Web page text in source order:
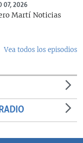
07, 2026
Martí Noticias
Vea todos los episodios